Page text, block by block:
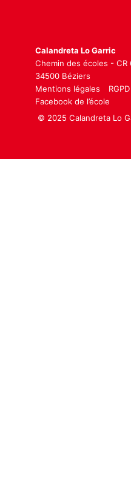
Calandreta Lo Garric
Chemin des écoles - CR
34500 Béziers
Mentions légales
RGPD
Facebook de l’école
© 2025 Calandreta Lo